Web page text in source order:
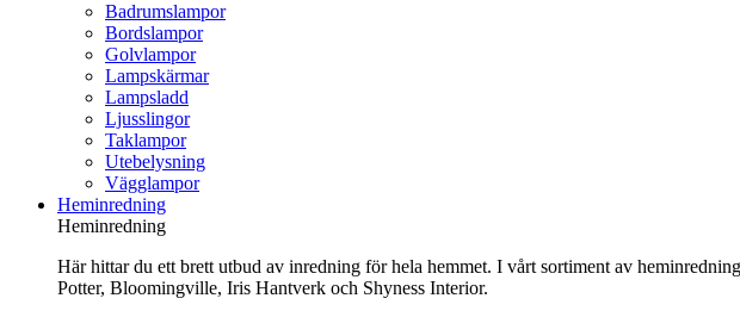
Badrumslampor
Bordslampor
Golvlampor
Lampskärmar
Lampsladd
Ljusslingor
Taklampor
Utebelysning
Vägglampor
Heminredning
Heminredning
Här hittar du ett brett utbud av inredning för hela hemmet. I vårt sortiment av
Potter, Bloomingville, Iris Hantverk och Shyness Interior.